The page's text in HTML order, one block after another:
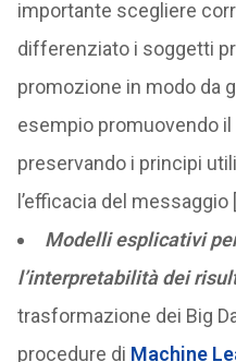
importante scegliere
differenziato i soggetti
promozione in modo da
esempio promuovendo
preservando i principi
l’efficacia del messaggio
Modelli esplicativi
l’interpretabilità dei
trasformazione dei Big
procedure di Machine